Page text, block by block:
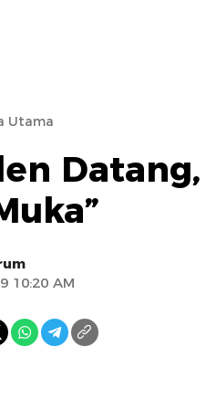
Utama
10:20 AM